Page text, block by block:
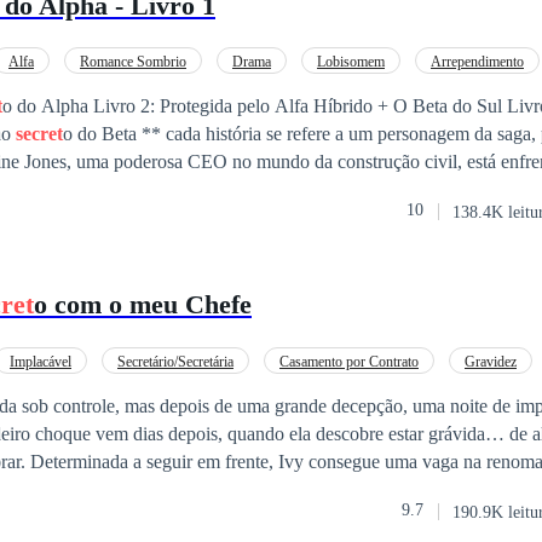
Alfa Romance Sombrio Drama Lobisomem Arrependimento
o do Alpha Livro 2: Protegida pelo Alfa Híbrido + O Beta do Sul
secreto do Beta ** cada história se refere a um personagem da saga, podendo ser lido
obstinada por realizar esse sonho, ela conhece Jordan, um
pai de seu filho. Grata por ele ter realizado seu desejo, mesmo que
Os médicos diagnosticam uma forma rara e desconhecida de
e sua única esperança reside em encontrar o pai de Benjamin.
a ignora e tenta evitar qualquer envolvimento. No entanto, à
de Benjamin, Jordan confessa seu segredo assustador: ele é um
10 138.4K
o com o meu Chefe
Implacável Secretário/Secretária Casamento por Contrato
Gravidez
sob controle, mas depois de uma grande decepção, uma noite de
choque vem dias depois, quando ela descobre estar grávida… de
Determinada a seguir em frente, Ivy consegue uma vaga na
e sua
ária, acaba saindo do controle, ficando cada vez mais
9.7 190.9K